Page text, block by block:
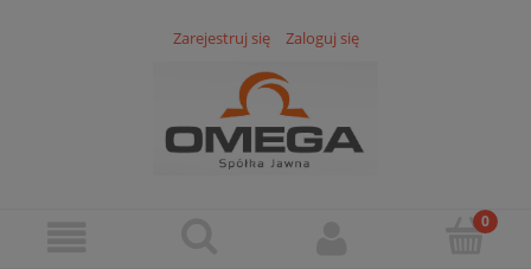
Zarejestruj się Zaloguj się